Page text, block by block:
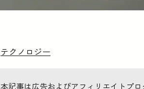
テクノロジー
本記事は広告およびアフィリエイトプロ